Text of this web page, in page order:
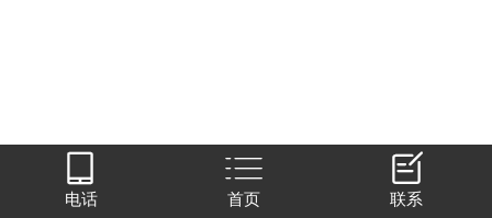

电话

首页

联系